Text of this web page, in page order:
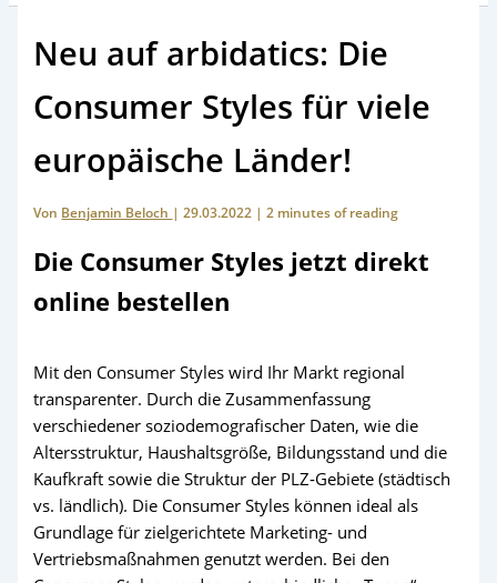
Neu auf arbidatics: Die
Consumer Styles für viele
europäische Länder!
Von Benjamin Beloch |29.03.2022 |2 minutes of reading
Die Consumer Styles jetzt direkt
online bestellen
Mit den Consumer Styles wird Ihr Markt regional
transparenter. Durch die Zusammenfassung
verschiedener soziodemografischer Daten, wie die
Altersstruktur, Haushaltsgröße, Bildungsstand und die
Kaufkraft sowie die Struktur der PLZ‑Gebiete (städtisch
vs. ländlich). Die Consumer Styles können ideal als
Grundlage für zielgerichtete Marketing- und
Vertriebsmaßnahmen genutzt werden. Bei den